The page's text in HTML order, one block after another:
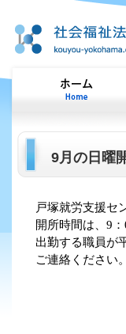
9月の日曜
戸塚就労支援セ
開所時間は、 9 ：
出勤する職員が
ご連絡ください。